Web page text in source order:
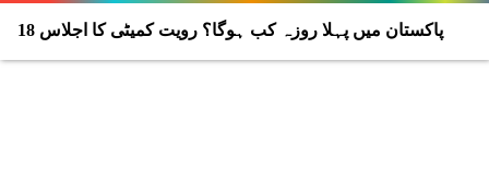
پاکستان میں پہلا روزہ کب ہوگا؟ رویت کمیٹی کا اجلاس 18